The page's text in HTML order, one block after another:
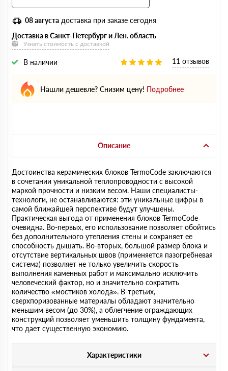
08 августа доставка при заказе сегодня
Доставка в Санкт-Петербург и Лен. область
Узнать стоимость с доставкой
В наличии 11 отзывов
Нашли дешевле? Снизим цену! Подробнее
Описание
Достоинства керамических блоков TermoCode заключаются
в сочетании уникальной теплопроводности с высокой
маркой прочности и низким весом. Наши специалисты-
технологи, не останавливаются: эти уникальные цифры в
самой ближайшей перспективе будут улучшены.
Практическая выгода от применения блоков TermoCode
очевидна. Во-первых, его использование позволяет обойтись
без дополнительного утепления стены и сохраняет ее
способность дышать. Во-вторых, большой размер блока и
отсутствие вертикальных швов (применяется пазогребневая
система) позволяет не только увеличить скорость
выполнения каменных работ и максимально исключить
человеческий фактор, но и значительно сократить
количество «мостиков холода». В-третьих,
сверхпоризованные материалы обладают значительно
меньшим весом (до 30%), а облегчение ограждающих
конструкций позволяет уменьшить толщину фундамента,
что дает существенную экономию.
Характеристики